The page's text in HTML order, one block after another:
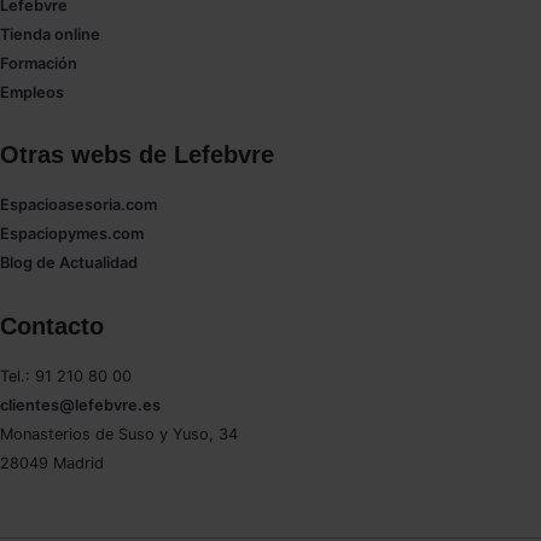
Lefebvre
Tienda online
Formación
Empleos
Otras webs de Lefebvre
Espacioasesoria.com
Espaciopymes.com
Blog de Actualidad
Contacto
Tel.: 91 210 80 00
clientes@lefebvre.es
Monasterios de Suso y Yuso, 34
28049 Madrid